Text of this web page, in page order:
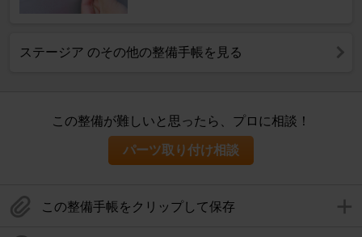
ステージア のその他の整備手帳を見る
この整備が難しいと思ったら、プロに相談！
パーツ取り付け相談
この整備手帳をクリップして保存